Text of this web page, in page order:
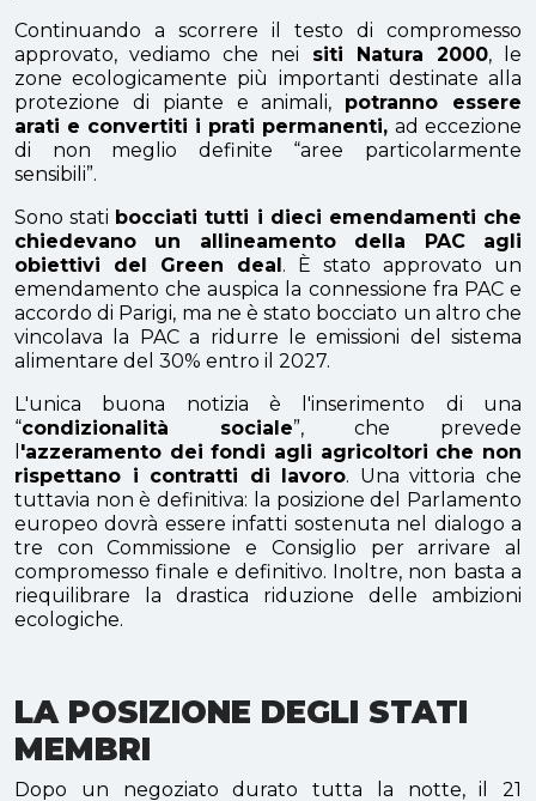
Continuando a scorrere il testo di compromesso
approvato, vediamo che nei siti Natura 2000, le
zone ecologicamente più importanti destinate alla
protezione di piante e animali, potranno essere
arati e convertiti i prati permanenti, ad eccezione
di non meglio definite “aree particolarmente
sensibili”.
Sono stati bocciati tutti i dieci emendamenti che
chiedevano un allineamento della PAC agli
obiettivi del Green deal. È stato approvato un
emendamento che auspica la connessione fra PAC e
accordo di Parigi, ma ne è stato bocciato un altro che
vincolava la PAC a ridurre le emissioni del sistema
alimentare del 30% entro il 2027.
L'unica buona notizia è l'inserimento di una
“condizionalità sociale”, che prevede
'azzeramento dei fondi agli agricoltori che non
rispettano i contratti di lavoro. Una vittoria che
tuttavia non è definitiva: la posizione del Parlamento
europeo dovrà essere infatti sostenuta nel dialogo a
tre con Commissione e Consiglio per arrivare al
compromesso finale e definitivo. Inoltre, non basta a
riequilibrare la drastica riduzione delle ambizioni
ecologiche.
LA POSIZIONE DEGLI STATI
MEMBRI
Dopo un negoziato durato tutta la notte, il 21